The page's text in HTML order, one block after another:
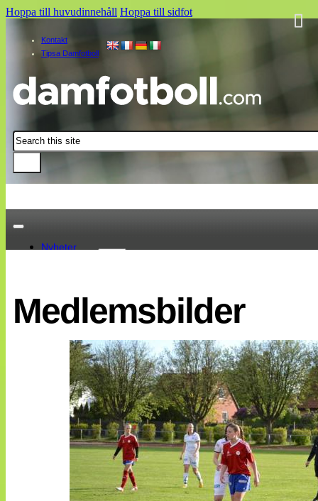
Hoppa till huvudinnehåll Hoppa till sidfot
Kontakt
Tipsa Damfotboll
Sök
Nyheter
Landslaget
EM 2013
Internationellt
Bildreportage
Arkiv
Bloggar
Webb-TV
Medlemsbilder
Till klubbkassan
NÄTverket
Annonsera
Medlemsbilder